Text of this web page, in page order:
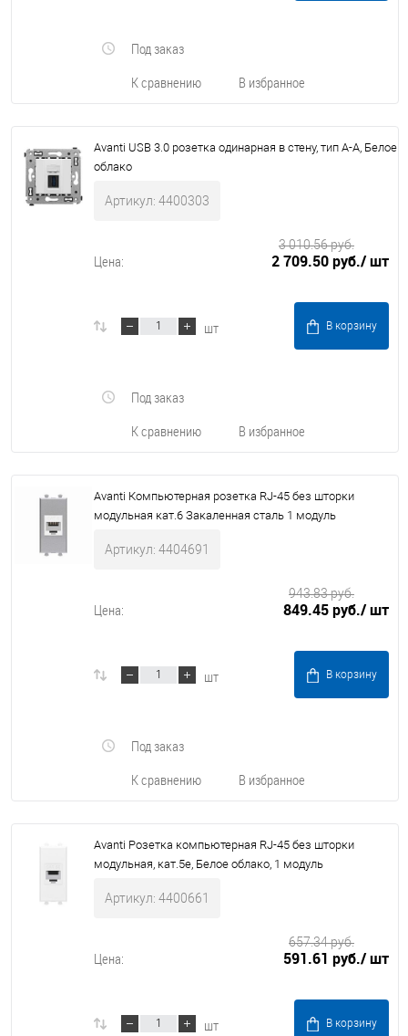
К сравнению В избранное
Под заказ
Avanti USB 3.0 розетка одинарная в стену, тип А-А, Белое
облако
Артикул: 4400303
Цена: 2 709.50 руб./ шт
3 010.56 руб.
шт В корзину
К сравнению В избранное
Под заказ
Avanti Компьютерная розетка RJ-45 без шторки
модульная кат.6 Закаленная сталь 1 модуль
Артикул: 4404691
Цена: 849.45 руб./ шт
943.83 руб.
шт В корзину
К сравнению В избранное
Под заказ
Avanti Розетка компьютерная RJ-45 без шторки
модульная, кат.5е, Белое облако, 1 модуль
Артикул: 4400661
Цена: 591.61 руб./ шт
657.34 руб.
шт В корзину